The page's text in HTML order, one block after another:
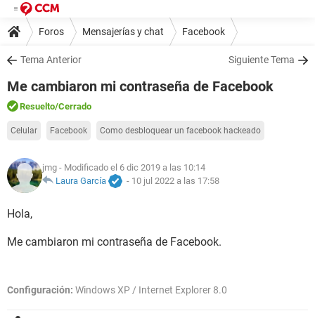
Foros Mensajerías y chat Facebook
Tema Anterior Siguiente Tema
Me cambiaron mi contraseña de Facebook
Resuelto/Cerrado
Celular Facebook Como desbloquear un facebook hackeado
jmg - Modificado el 6 dic 2019 a las 10:14
Laura García
- 10 jul 2022 a las 17:58
Hola,
Me cambiaron mi contraseña de Facebook.
Configuración: Windows XP / Internet Explorer 8.0